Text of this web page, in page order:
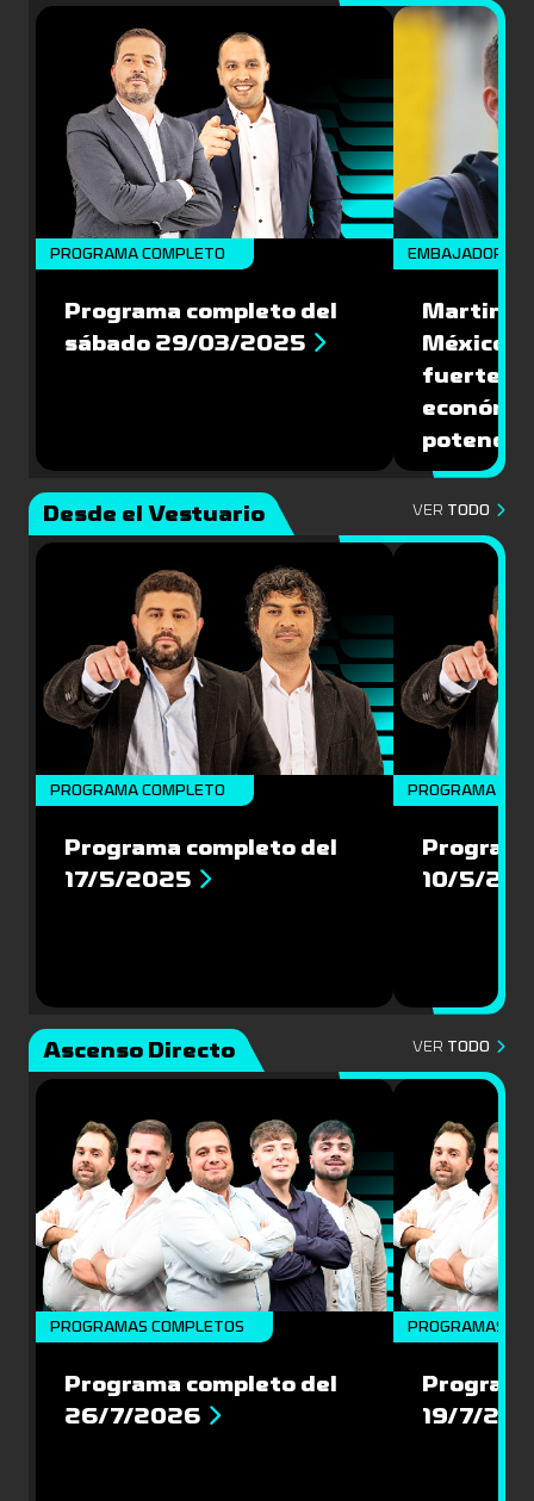
PROGRAMA COMPLETO
Programa completo del
sábado 29/03/2025
EMBAJADORES
Martin
México:
fuerte
Desde el Vestuario VER TODO
PROGRAMA COMPLETO
Programa completo del
17/5/2025
PROGRAMA
10/5/
Ascenso Directo VER TODO
PROGRAMAS COMPLETOS
Programa completo del
26/7/2026
PROGRAMAS
19/7/